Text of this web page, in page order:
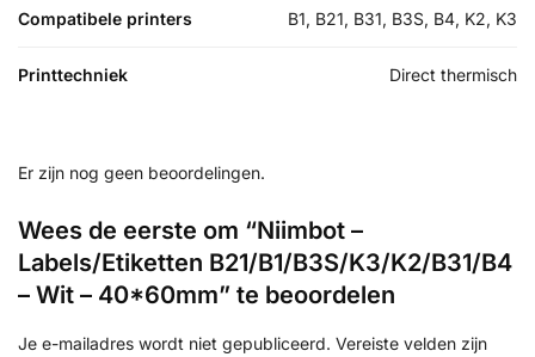
Compatibele printers B1, B21, B31, B3S, B4, K2, K3
Printtechniek Direct thermisch
Er zijn nog geen beoordelingen.
Wees de eerste om “Niimbot –
Labels/Etiketten B21/B1/B3S/K3/K2/B31/B4
– Wit – 40*60mm” te beoordelen
Je e-mailadres wordt niet gepubliceerd. Vereiste velden zijn